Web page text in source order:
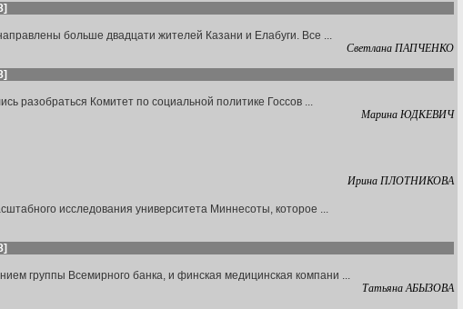
больше двадцати жителей Казани и Елабуги. Все ...
Светлана ПАПЧЕНКО
разобраться Комитет по социальной политике Госсов ...
Марина ЮДКЕВИЧ
Ирина ПЛОТНИКОВА
исследования университета Миннесоты, которое ...
группы Всемирного банка, и финская медицинская компани ...
Татьяна АБЫЗОВА